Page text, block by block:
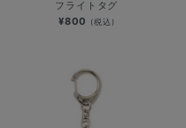
フライトタグ
¥800 (税込)